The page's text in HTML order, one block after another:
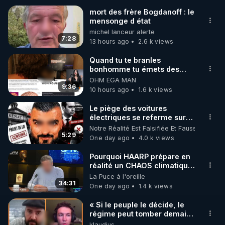
🌱 INSTAGRAM
https://www.instagram.com/rdlr_thierrycasasnovas/
http://rgnr.li/instagram
🌱 LA NEWSLETTER
Pour ne pas rater l’actualité RGNR (stages,
http://rgnr.li/news
🌱 VIDÉOS NON CENSURÉES SUR ODYSEE
Toutes les vidéos Youtube sont aussi sur la
http://rgnr.li/odysee
🌱 LES STAGES EN PRÉSENTIEL
7:28
mort des frère Bogdanoff : le
mensonge d état
michel lanceur alerte
13 hours ago
2.6 k views
9:36
Quand tu te branles
bonhomme tu émets des
ondes ils ont juste omis de
t'expliquer
OHM ÉGA MAN
10 hours ago
1.6 k views
5:29
Le piège des voitures
électriques se referme sur
les usagers !
Notre Réalité Est Falsifiée Et Fausse
One day ago
4.0 k views
34:31
Pourquoi HAARP prépare en
réalité un CHAOS climatique,
on répond
La Puce à l'oreille
One day ago
1.4 k views
« Si le peuple le décide, le
régime peut tomber demain !
»